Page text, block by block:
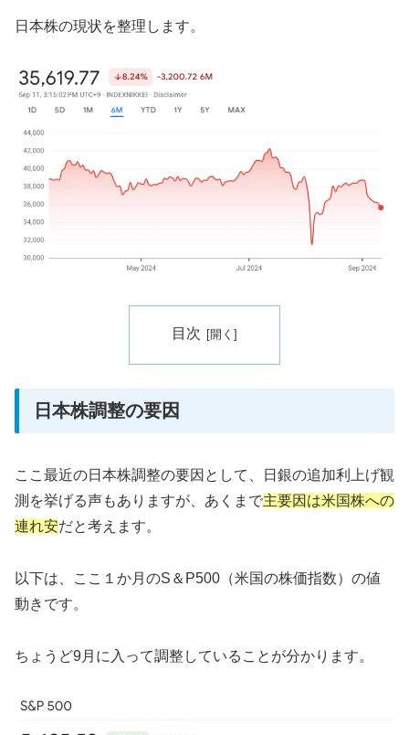
日本株の現状を整理します。
目次
日本株調整の要因
ここ最近の日本株調整の要因として、日銀の追加利上げ観
測を挙げる声もありますが、あくまで主要因は米国株への
連れ安だと考えます。
以下は、ここ１か月のS＆P500（米国の株価指数）の値
動きです。
ちょうど9月に入って調整していることが分かります。